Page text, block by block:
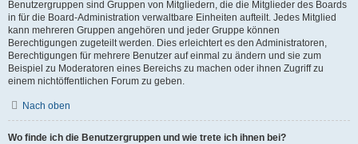
Benutzergruppen sind Gruppen von Mitgliedern, die die Mitglieder des Boards
in für die Board-Administration verwaltbare Einheiten aufteilt. Jedes Mitglied
kann mehreren Gruppen angehören und jeder Gruppe können
Berechtigungen zugeteilt werden. Dies erleichtert es den Administratoren,
Berechtigungen für mehrere Benutzer auf einmal zu ändern und sie zum
Beispiel zu Moderatoren eines Bereichs zu machen oder ihnen Zugriff zu
einem nichtöffentlichen Forum zu geben.
Nach oben
Wo finde ich die Benutzergruppen und wie trete ich ihnen bei?